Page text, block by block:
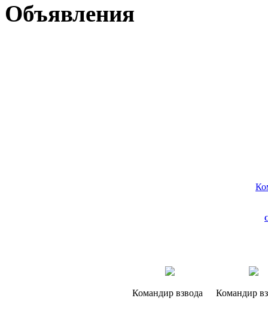
Объявления
Командир взвода Командир